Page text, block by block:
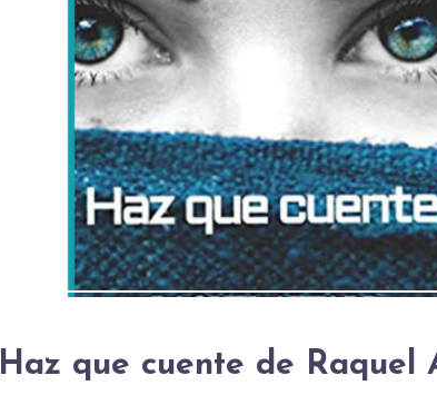
Haz que cuente de Raquel